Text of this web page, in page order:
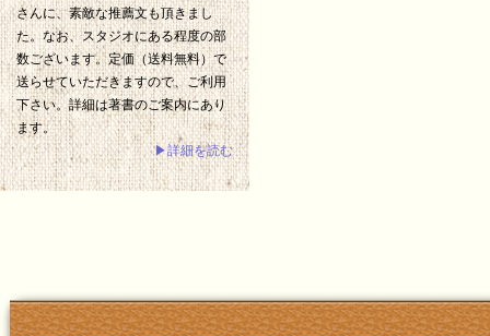
さんに、素敵な推薦文も頂きまし
た。なお、スタジオにある程度の部
数ございます。定価（送料無料）で
送らせていただきますので、ご利用
下さい。詳細は著書のご案内にあり
ます。
▶詳細を読む